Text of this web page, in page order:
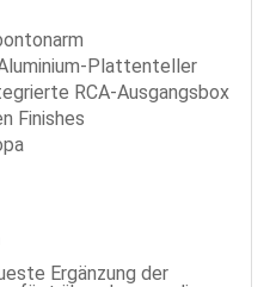
Plattenteller
RCA-Ausgangsbox
Finishes
Ergänzung der